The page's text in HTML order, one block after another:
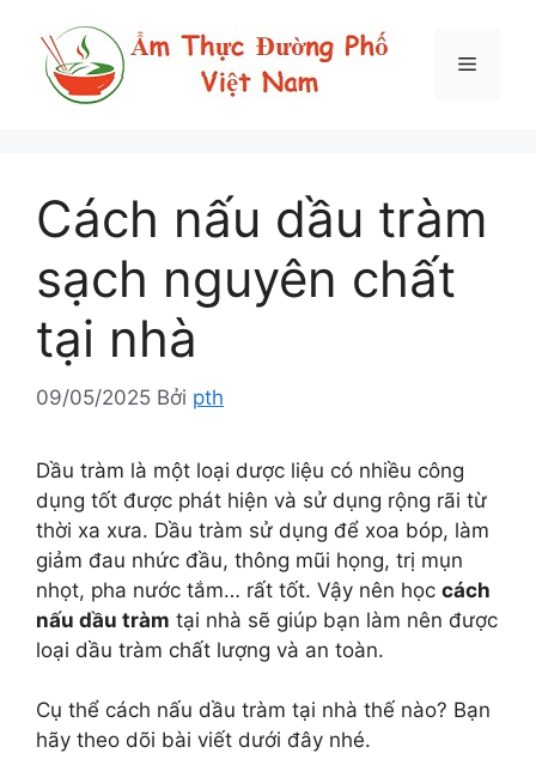
Menu
Cách nấu dầu tràm
sạch nguyên chất
tại nhà
09/05/2025 Bởi pth
Dầu tràm là một loại dược liệu có nhiều công
dụng tốt được phát hiện và sử dụng rộng rãi từ
thời xa xưa. Dầu tràm sử dụng để xoa bóp, làm
giảm đau nhức đầu, thông mũi họng, trị mụn
nhọt, pha nước tắm… rất tốt. Vậy nên học cách
nấu dầu tràm tại nhà sẽ giúp bạn làm nên được
loại dầu tràm chất lượng và an toàn.
Cụ thể cách nấu dầu tràm tại nhà thế nào? Bạn
hãy theo dõi bài viết dưới đây nhé.